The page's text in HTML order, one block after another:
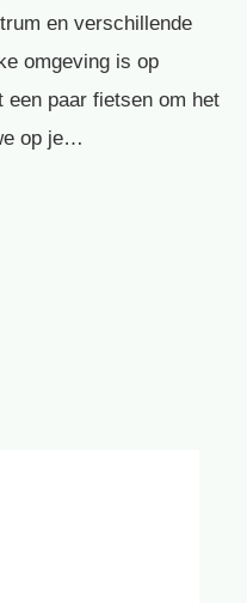
en verschillende
omgeving is op
een paar fietsen om het
op je…